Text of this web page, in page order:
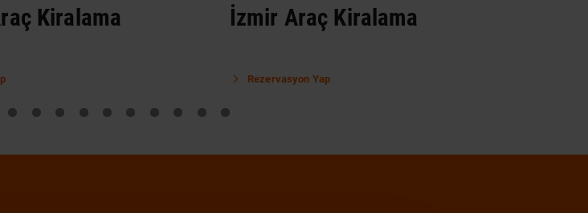
Kiralama İzmir Araç Kiralama
Rezervasyon Yap